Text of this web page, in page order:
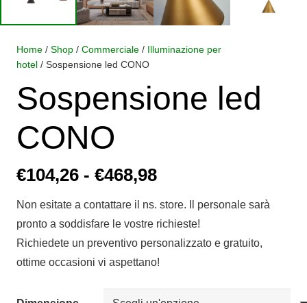
Home / Shop / Commerciale / Illuminazione per
hotel / Sospensione led CONO
Sospensione led
CONO
€104,26 - €468,98Fascia
prezzo:
da
€104,26
a
€468,98
Non esitate a contattare il ns. store. Il personale sarà
pronto a soddisfare le vostre richieste!
Richiedete un preventivo personalizzato e gratuito,
ottime occasioni vi aspettano!